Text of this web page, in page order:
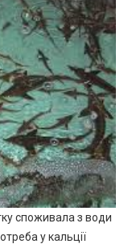
споживала з води
у кальції